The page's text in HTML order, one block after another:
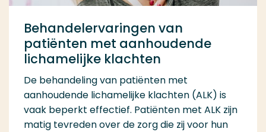
Behandelervaringen van
patiënten met aanhoudende
lichamelijke klachten
De behandeling van patiënten met
aanhoudende lichamelijke klachten (ALK) is
vaak beperkt effectief. Patiënten met ALK zijn
matig tevreden over de zorg die zij voor hun